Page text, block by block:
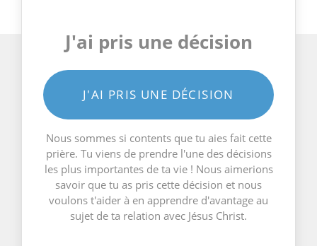
J'ai pris une décision
J'AI PRIS UNE DÉCISION
Nous sommes si contents que tu aies fait cette
prière. Tu viens de prendre l'une des décisions
les plus importantes de ta vie ! Nous aimerions
savoir que tu as pris cette décision et nous
voulons t'aider à en apprendre d'avantage au
sujet de ta relation avec Jésus Christ.